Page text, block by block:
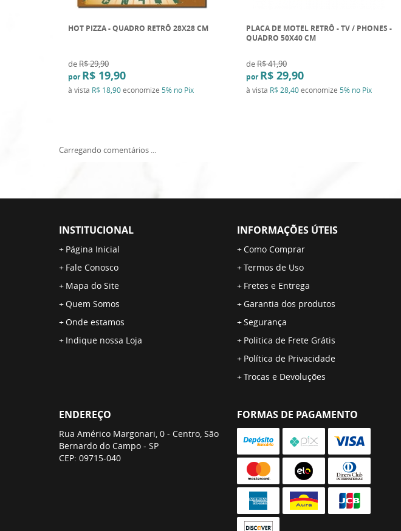
HOT PIZZA - QUADRO RETRÔ 28X28 CM
deR$ 29,90
por R$ 19,90
à vista R$ 18,90economize 5% no Pix
PLACA DE MOTEL RETRÔ - TV / PHONES -
QUADRO 50X40 CM
deR$ 41,90
por R$ 29,90
à vista R$ 28,40economize 5% no Pix
Carregando comentários ...
INSTITUCIONAL
Página Inicial
Fale Conosco
Mapa do Site
Quem Somos
Onde estamos
Indique nossa Loja
INFORMAÇÕES ÚTEIS
Como Comprar
Termos de Uso
Fretes e Entrega
Garantia dos produtos
Segurança
Politica de Frete Grátis
Política de Privacidade
Trocas e Devoluções
ENDEREÇO
Rua Américo Margonari, 0 - Centro, São
Bernardo do Campo - SP
CEP: 09715-040
FORMAS DE PAGAMENTO